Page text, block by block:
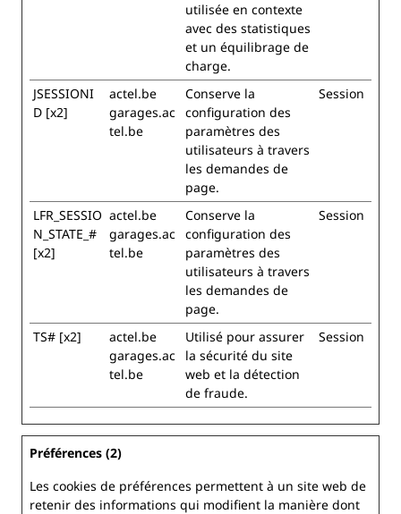
utilisée en contexte
avec des statistiques
et un équilibrage de
charge.
JSESSIONI
D [x2]
actel.be
garages.ac
tel.be
Conserve la
configuration des
paramètres des
utilisateurs à travers
les demandes de
page.
Session
LFR_SESSIO
N_STATE_#
[x2]
actel.be
garages.ac
tel.be
Conserve la
configuration des
paramètres des
utilisateurs à travers
les demandes de
page.
Session
TS# [x2]
actel.be
garages.ac
tel.be
Utilisé pour assurer
la sécurité du site
web et la détection
de fraude.
Session
Préférences (2)
Les cookies de préférences permettent à un site web de
retenir des informations qui modifient la manière dont